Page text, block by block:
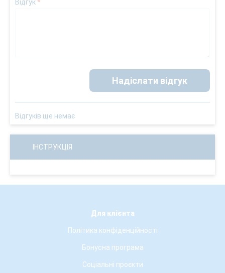
Відгук*
Надіслати відгук
Відгуків ще немає
ІНСТРУКЦІЯ
Для клієнта
Політика конфіденційності
Бонусна програма
Соціальні проєкти